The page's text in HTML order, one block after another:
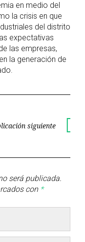
en medio del
la crisis en que
del distrito
expectativas
las empresas,
la generación de
siguiente
será publicada.
con *